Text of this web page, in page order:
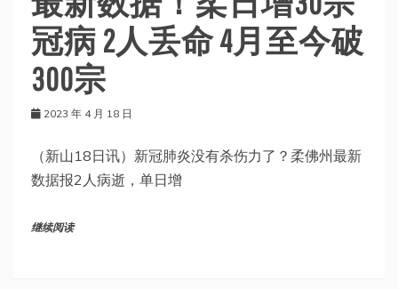
冠病 2人丢命 4月至今破
300宗
2023 年 4 月 18 日
（新山18日讯）新冠肺炎没有杀伤力了？柔佛州最新
数据报2人病逝，单日增
继续阅读